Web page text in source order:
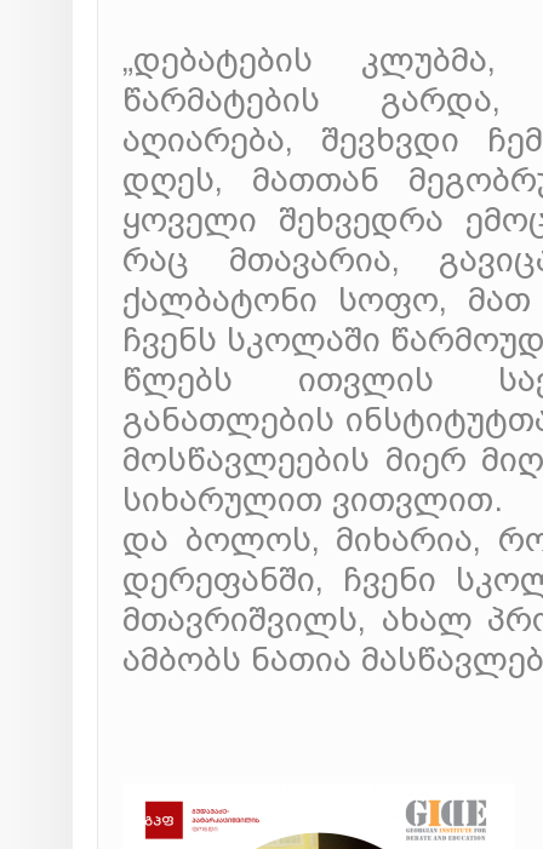
„დებატების
წარმატების გარდა,
აღიარება, შევხვდი
დღეს, მათთან
ყოველი შეხვედრა
რაც მთავარია,
ქალბატონი სოფო,
ჩვენს სკოლაში
წლებს ითვლის
განათლების
მოსწავლეების მიერ
სიხარულით ვითვლით.
და ბოლოს, მიხარია,
დერეფანში, ჩვენი
მთავრიშვილს, ახალ
ამბობს ნათია